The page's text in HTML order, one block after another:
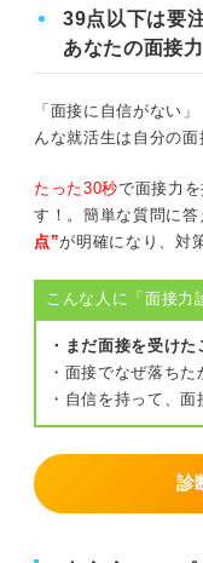
39点以下は要
あなたの面接
「面接に自信がない
んな就活生は自分の
たった30秒で面接力
す！。簡単な質問に答
点”が明確になり、対
こんな人に「面接力
・まだ面接を受けた
・面接でなぜ落ちた
・自信を持って、面
診